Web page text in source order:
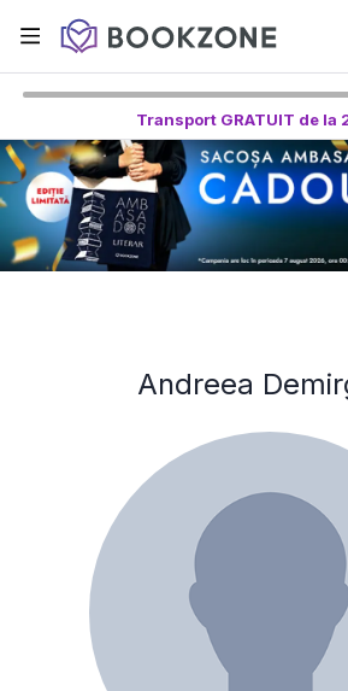
Transport GRATUIT de la
Andreea